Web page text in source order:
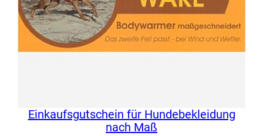
Einkaufsgutschein für Hundebekleidung
nach Maß